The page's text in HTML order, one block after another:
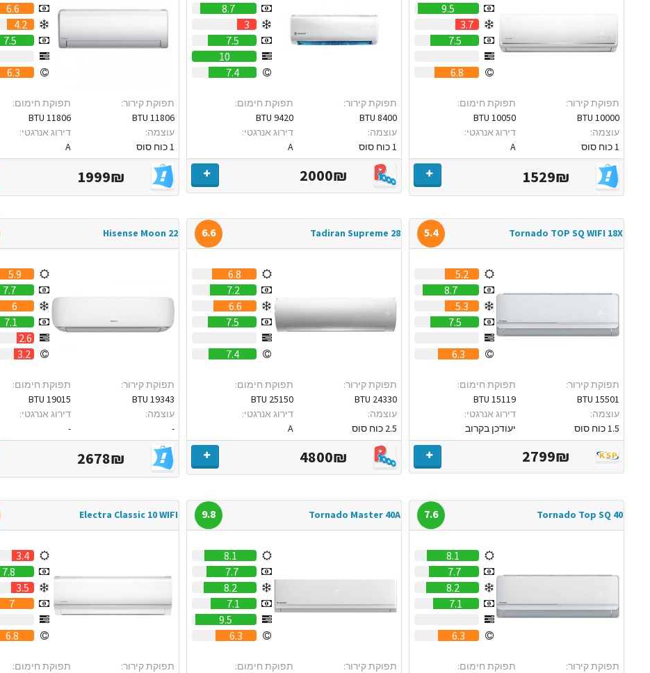
9.5
3.7
7.5
6.8
תפוקת קירור:
10000 BTU
עוצמה:
1 כוח סוס
תפוקת חימום:
10050 BTU
דירוג אנרגטי:
A
1529₪
8.7
3
7.5
10
7.4
תפוקת קירור:
8400 BTU
עוצמה:
1 כוח סוס
תפוקת חימום:
9420 BTU
דירוג אנרגטי:
A
2000₪
6.6
4.2
7.5
6.3
תפוקת קירור:
11806 BTU
עוצמה:
1 כוח סוס
תפוקת חימום:
11806 BTU
דירוג אנרגטי:
A
1999₪
Tornado TOP SQ WIFI 18X
5.4
5.2
8.7
5.3
7.5
6.3
תפוקת קירור:
15501 BTU
עוצמה:
1.5 כוח סוס
תפוקת חימום:
15119 BTU
דירוג אנרגטי:
יעודכן בקרוב
2799₪
Tadiran Supreme 28
6.6
6.8
7.2
6.6
7.5
7.4
תפוקת קירור:
24330 BTU
עוצמה:
2.5 כוח סוס
תפוקת חימום:
25150 BTU
דירוג אנרגטי:
A
4800₪
Hisense Moon 22
5.9
7.7
6
7.1
2.6
3.2
תפוקת קירור:
19343 BTU
עוצמה:
-
תפוקת חימום:
19015 BTU
דירוג אנרגטי:
-
2678₪
Tornado Top SQ 40
7.6
8.1
7.7
8.2
7.1
6.3
תפוקת קירור:
תפוקת חימום:
Tornado Master 40A
9.8
8.1
7.7
8.2
7.1
9.5
6.3
תפוקת קירור:
תפוקת חימום:
Electra Classic 10 WIFI
3.4
7.8
3.5
7
6.8
תפוקת קירור:
תפוקת חימום: